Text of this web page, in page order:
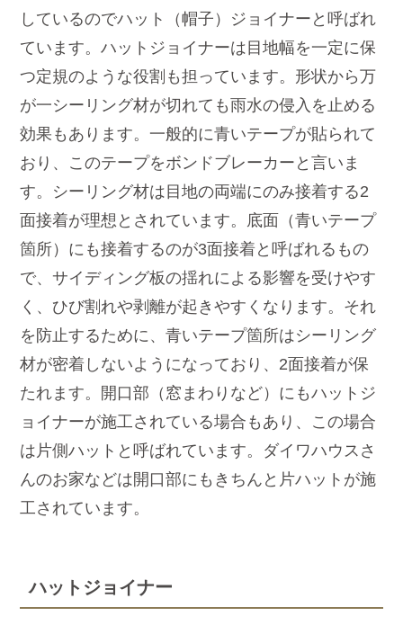
しているのでハット（帽子）ジョイナーと呼ばれ
ています。ハットジョイナーは目地幅を一定に保
つ定規のような役割も担っています。形状から万
が一シーリング材が切れても雨水の侵入を止める
効果もあります。一般的に青いテープが貼られて
おり、このテープをボンドブレーカーと言いま
す。シーリング材は目地の両端にのみ接着する2
面接着が理想とされています。底面（青いテープ
箇所）にも接着するのが3面接着と呼ばれるもの
で、サイディング板の揺れによる影響を受けやす
く、ひび割れや剥離が起きやすくなります。それ
を防止するために、青いテープ箇所はシーリング
材が密着しないようになっており、2面接着が保
たれます。開口部（窓まわりなど）にもハットジ
ョイナーが施工されている場合もあり、この場合
は片側ハットと呼ばれています。ダイワハウスさ
んのお家などは開口部にもきちんと片ハットが施
工されています。
ハットジョイナー